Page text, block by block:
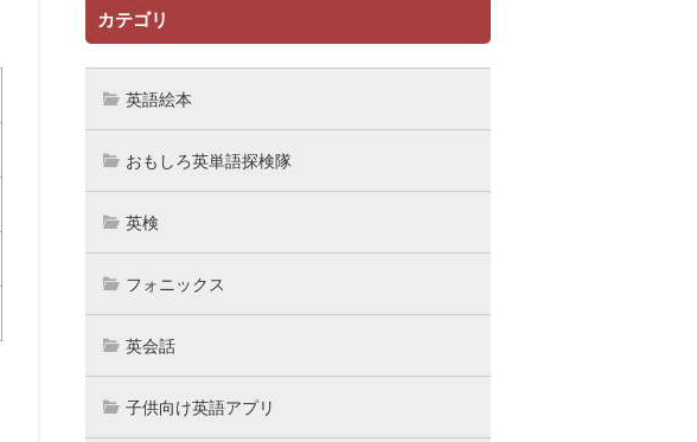
カテゴリ
英語絵本
おもしろ英単語探検隊
英検
フォニックス
英会話
子供向け英語アプリ